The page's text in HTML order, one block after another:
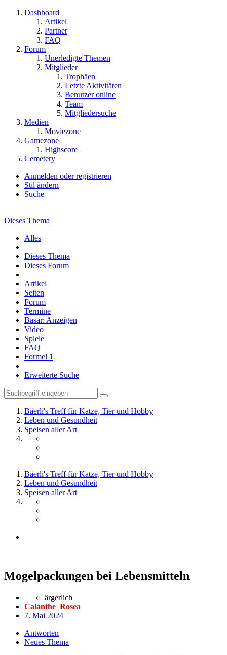
Dashboard
Artikel
Partner
FAQ
Forum
Unerledigte Themen
Mitglieder
Trophäen
Letzte Aktivitäten
Benutzer online
Team
Mitgliedersuche
Medien
Moviezone
Gamezone
Highscore
Cemetery
Anmelden oder registrieren
Stil ändern
Suche
Dieses Thema
Alles
Dieses Thema
Dieses Forum
Artikel
Seiten
Forum
Termine
Basar: Anzeigen
Video
Spiele
FAQ
Formel 1
Erweiterte Suche
Bäerli's Treff für Katze, Tier und Hobby
Leben und Gesundheit
Speisen aller Art
Bäerli's Treff für Katze, Tier und Hobby
Leben und Gesundheit
Speisen aller Art
Mogelpackungen bei Lebensmitteln
ärgerlich
Calanthe_Rosea
7. Mai 2024
Antworten
Neues Thema